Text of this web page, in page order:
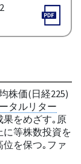
株価(日経225)
タルリター
果をめざす｡原
に等株数投資を
を保つ｡ファ